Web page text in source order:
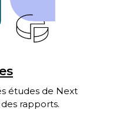
études de Next
rapports.